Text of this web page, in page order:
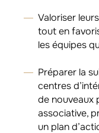
Valoriser
tout en
les équipes
Préparer la
centres
de nouveaux
associative,
un plan